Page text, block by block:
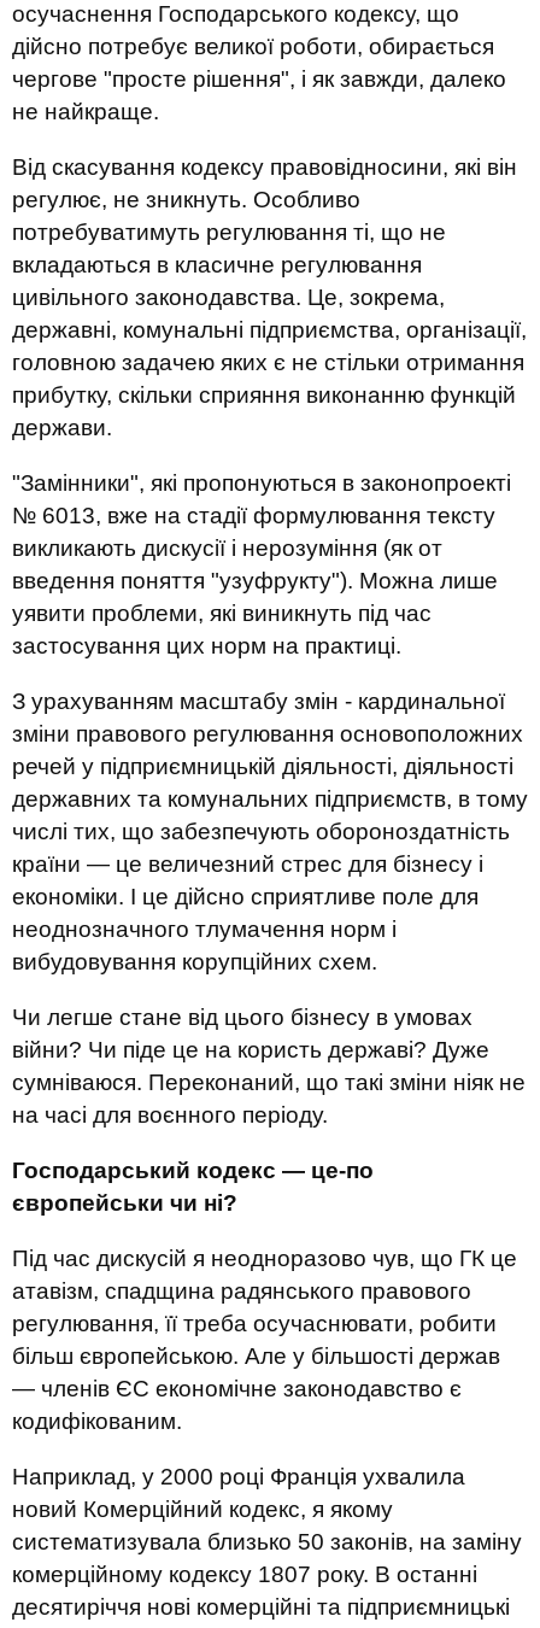
осучаснення Господарського кодексу, що
дійсно потребує великої роботи, обирається
чергове "просте рішення", і як завжди, далеко
не найкраще.
Від скасування кодексу правовідносини, які він
регулює, не зникнуть. Особливо
потребуватимуть регулювання ті, що не
вкладаються в класичне регулювання
цивільного законодавства. Це, зокрема,
державні, комунальні підприємства, організації,
головною задачею яких є не стільки отримання
прибутку, скільки сприяння виконанню функцій
держави.
"Замінники", які пропонуються в законопроекті
№ 6013, вже на стадії формулювання тексту
викликають дискусії і нерозуміння (як от
введення поняття "узуфрукту"). Можна лише
уявити проблеми, які виникнуть під час
застосування цих норм на практиці.
З урахуванням масштабу змін - кардинальної
зміни правового регулювання основоположних
речей у підприємницькій діяльності, діяльності
державних та комунальних підприємств, в тому
числі тих, що забезпечують обороноздатність
країни — це величезний стрес для бізнесу і
економіки. І це дійсно сприятливе поле для
неоднозначного тлумачення норм і
вибудовування корупційних схем.
Чи легше стане від цього бізнесу в умовах
війни? Чи піде це на користь державі? Дуже
сумніваюся. Переконаний, що такі зміни ніяк не
на часі для воєнного періоду.
Господарський кодекс — це-по
європейськи чи ні?
Під час дискусій я неодноразово чув, що ГК це
атавізм, спадщина радянського правового
регулювання, її треба осучаснювати, робити
більш європейською. Але у більшості держав
— членів ЄС економічне законодавство є
кодифікованим.
Наприклад, у 2000 році Франція ухвалила
новий Комерційний кодекс, я якому
систематизувала близько 50 законів, на заміну
комерційному кодексу 1807 року. В останні
десятиріччя нові комерційні та підприємницькі